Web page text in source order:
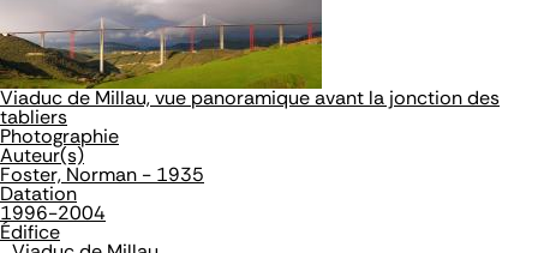
Viaduc de Millau, vue panoramique avant la jonction des
tabliers
Photographie
Auteur(s)
Foster, Norman - 1935
Datation
1996-2004
Édifice